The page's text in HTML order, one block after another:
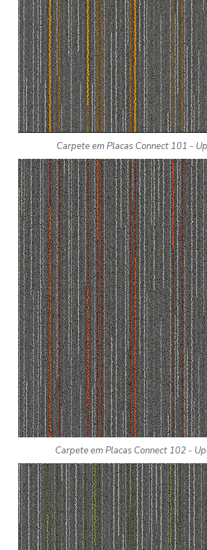
Carpete em Placas Connect 101 -
Carpete em Placas Connect 102 -